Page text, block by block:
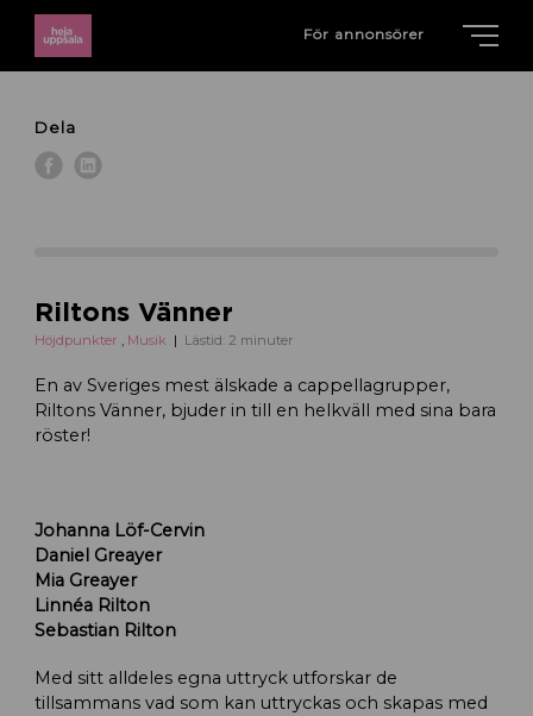
För annonsörer
Dela
Riltons Vänner
Höjdpunkter , Musik Lästid: 2 minuter
En av Sveriges mest älskade a cappellagrupper,
Riltons Vänner, bjuder in till en helkväll med sina bara
röster!
Johanna Löf-Cervin
Daniel Greayer
Mia Greayer
Linnéa Rilton
Sebastian Rilton
Med sitt alldeles egna uttryck utforskar de
tillsammans vad som kan uttryckas och skapas med